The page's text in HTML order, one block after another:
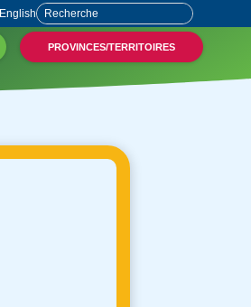
English
PROVINCES/TERRITOIRES